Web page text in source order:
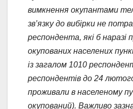
вимкнення окупантами
зв’язку до вибірки не
респондента, які б наразі
окупованих населених
із загалом 1010
респондентів до 24
проживали в населеному
окупований). Важливо